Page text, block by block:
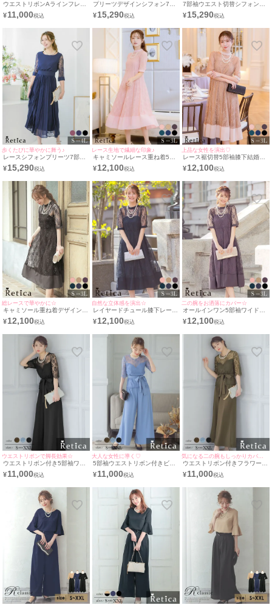
ウエストリボンAラインフレア
フィッシュテールカジュアルサ
テン膝下二の腕カバースリーブ
[Retica/レティカ]
¥11,000
プリーツデザインシフォン7部
袖ロング結婚式パーティードレ
ス [Retica/レティカ]
¥15,290
7部袖ウエスト切替シフォンプ
リーツ結婚式パーティードレス
[Retica/レティカ]
¥15,290
歩くたびに華やかに舞う♪
レースシフォンプリーツ7部袖
結婚式パーティードレス
[Retica/レティカ]
¥15,290
レース生地で繊細な印象♪
キャミソールレース重ね着5部
袖膝下結婚式パーティードレス
3点セット [Retica/レティカ]
¥12,100
上品な女性を演出♡
レース裾切替5部袖膝下結婚式
パーティードレス3点セット
[Retica/レティカ]
¥12,100
総レースで華やかに☆
キャミソール重ね着デザイン5
部袖膝下結婚式パーティードレ
ス3点セット [Retica/レティカ]
¥12,100
自然な立体感を演出☆
レイヤードチュール膝下レース
5部袖結婚式パーティードレス
3点セット [Retica/レティカ]
¥12,100
二の腕をお洒落にカバー☆
オールインワン5部袖ワイドパ
ンツ結婚式パーティードレス
[Retica/レティカ]
¥12,100
ウエストリボンで脚長効果☆
ウエストリボン付き5部袖ワン
カラーフラワーレースビスチェ
風トップスワイドパンツツーピ
[Retica/レティカ]
¥11,000
大人な女性に導く♡
5部袖ウエストリボン付きビス
チェ風レーストップスワイドパ
ンツツーピース結婚式パーティ
¥11,000
気になる二の腕もしっかりカバー◎
ウエストリボン付きフラワー5
部袖レーストップスワイドパン
ツツーピース結婚式パーティー
¥11,000